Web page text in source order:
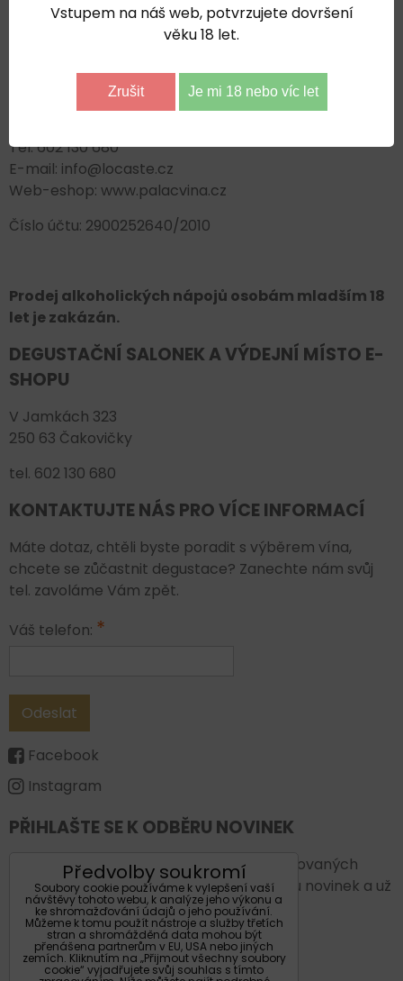
ADMINISTRATIVNÍ SÍDLO FIRMY
V Jamkách 323, 250 63 Čakovičky
IČ: 27221857 DIČ: CZ27221857
Tel: 602 130 680
E-mail: info@locaste.cz
Web-eshop: www.palacvina.cz
Číslo účtu: 2900252640/2010
Prodej alkoholických nápojů osobám mladším 18
let je zakázán.
DEGUSTAČNÍ SALONEK A VÝDEJNÍ MÍSTO E-
SHOPU
V Jamkách 323
250 63 Čakovičky
tel. 602 130 680
KONTAKTUJTE NÁS PRO VÍCE INFORMACÍ
Máte dotaz, chtěli byste poradit s výběrem vína,
chcete se zůčastnit degustace? Zanechte nám svůj
tel. zavoláme Vám zpět.
Váš telefon: *
Odeslat
Facebook
Instagram
PŘIHLAŠTE SE K ODBĚRU NOVINEK
Chcete vždy být v obraze a vědět o plánovaných
novinkách a akcích. Přihlašte se k odběru novinek a už
Vám nic neunikne.
Váš email:
Předvolby soukromí
Soubory cookie používáme k vylepšení vaší
návštěvy tohoto webu, k analýze jeho výkonu a
ke shromažďování údajů o jeho používání.
Můžeme k tomu použít nástroje a služby třetích
stran a shromážděná data mohou být
přenášena partnerům v EU, USA nebo jiných
zemích. Kliknutím na „Přijmout všechny soubory
cookie“ vyjadřujete svůj souhlas s tímto
Vstupem na náš web, potvrzujete dovršení
věku 18 let.
Zrušit Je mi 18 nebo víc let